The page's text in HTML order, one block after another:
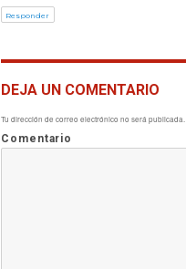
Responder
DEJA UN COMENTARIO
Tu dirección de correo electrónico no será publicada.
Comentario